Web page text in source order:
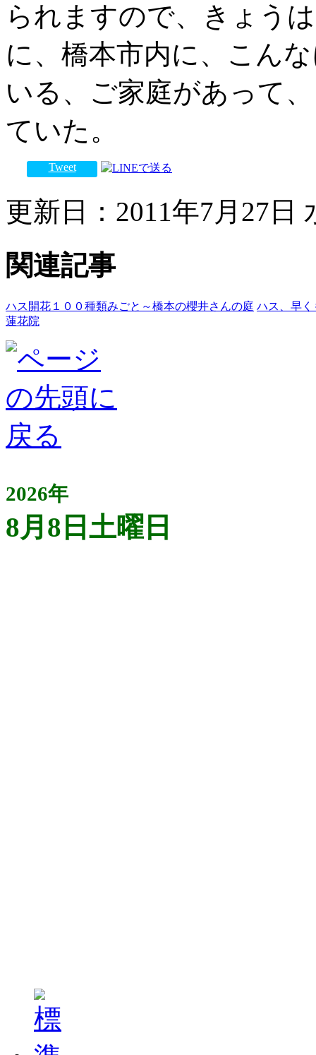
られますので、きょう
に、橋本市内に、こん
いる、ご家庭があって
ていた。
Tweet
更新日：2011年7月27日
関連記事
ハス開花１００種類みごと～橋本の櫻井さんの庭 ハス、早
蓮花院
2026年
8月8日土曜日